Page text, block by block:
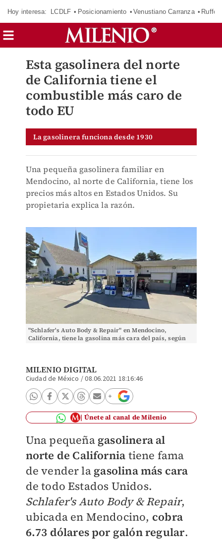
Hoy interesa: LCDLF Posicionamiento Venustiano Carranza Ruffo
Esta gasolinera del norte
de California tiene el
combustible más caro de
todo EU
La gasolinera funciona desde 1930
Una pequeña gasolinera familiar en
Mendocino, al norte de California, tiene los
precios más altos en Estados Unidos. Su
propietaria explica la razón.
"Schlafer's Auto Body & Repair" en Mendocino,
California, tiene la gasolina más cara del país, según
MILENIO DIGITAL
Ciudad de México /08.06.2021 18:16:46
Únete al canal de Milenio
Una pequeña gasolinera al
norte de California tiene fama
de vender la gasolina más cara
de todo Estados Unidos.
Schlafer's Auto Body & Repair,
ubicada en Mendocino, cobra
6.73 dólares por galón regular.